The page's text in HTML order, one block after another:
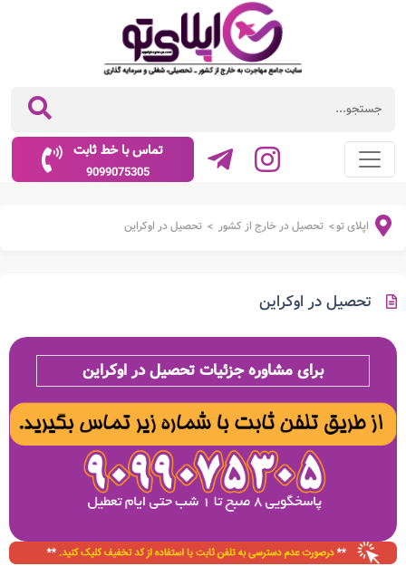
تماس با خط ثابت
9099075305
اپلای تو> تحصیل در خارج از کشور > تحصیل در اوکراین
تحصیل در اوکراین
برای مشاوره جزئیات تحصیل در اوکراین